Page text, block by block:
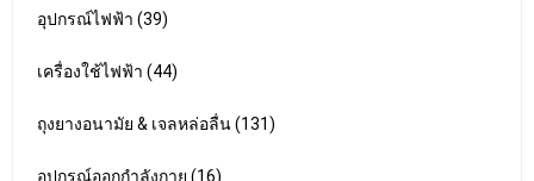
อุปกรณ์ไฟฟ้า (39)
เครื่องใช้ไฟฟ้า (44)
ถุงยางอนามัย & เจลหล่อลื่น (131)
อุปกรณ์ออกกำลังกาย (16)